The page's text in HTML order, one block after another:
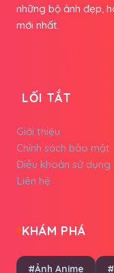
những bộ ảnh đẹp,
mới nhất.
LỐI TẮT
Giới thiệu
Chính sách bảo mật
Điều khoản sử dụng
Liên hệ
KHÁM PHÁ
#Ảnh Anime